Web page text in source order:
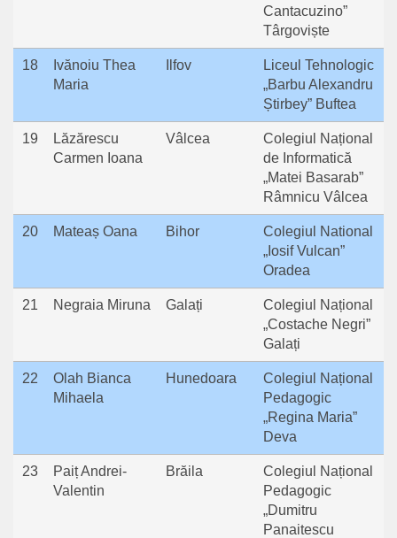
Cantacuzino”
Târgoviște
18
Ivănoiu Thea
Maria
Ilfov
Liceul Tehnologic
„Barbu Alexandru
Știrbey” Buftea
19
Lăzărescu
Carmen Ioana
Vâlcea
Colegiul Național
de Informatică
„Matei Basarab”
Râmnicu Vâlcea
20 Mateaș Oana Bihor
Colegiul National
„Iosif Vulcan”
Oradea
21 Negraia Miruna Galați
Colegiul Național
„Costache Negri”
Galați
22
Olah Bianca
Mihaela
Hunedoara
Colegiul Național
Pedagogic
„Regina Maria”
Deva
23
Paiț Andrei-
Valentin
Brăila
Colegiul Național
Pedagogic
„Dumitru
Panaitescu